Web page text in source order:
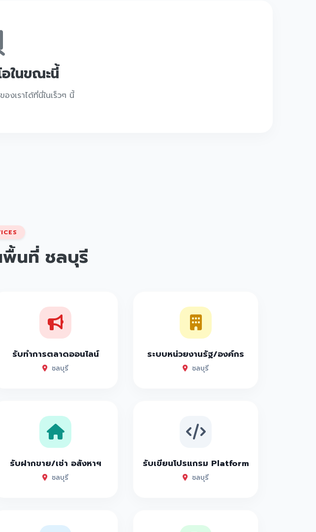
ในขณะนี้
งเราได้ที่นี่ในเร็วๆ นี้
พื้นที่ ชลบุรี
รับทำการตลาดออนไลน์
ชลบุรี
ระบบหน่วยงานรัฐ/องค์กร
ชลบุรี
รับฝากขาย/เช่า อสังหาฯ
ชลบุรี
รับเขียนโปรแกรม Platform
ชลบุรี